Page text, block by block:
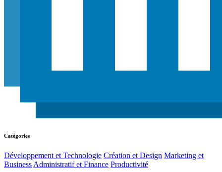
Catégories
Développement et Technologie Création et Design Marketing et
Business Administratif et Finance Productivité